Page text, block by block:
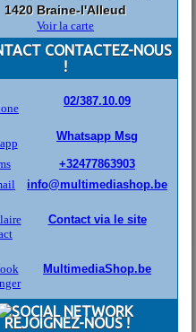
1420 Braine-l'Alleud
Voir la carte
CONTACTEZ-NOUS
!
02/387.10.09
Whatsapp Msg
+32477863903
info@multimediashop.be
Contact via le site
MultimediaShop.be
REJOIGNEZ-NOUS !